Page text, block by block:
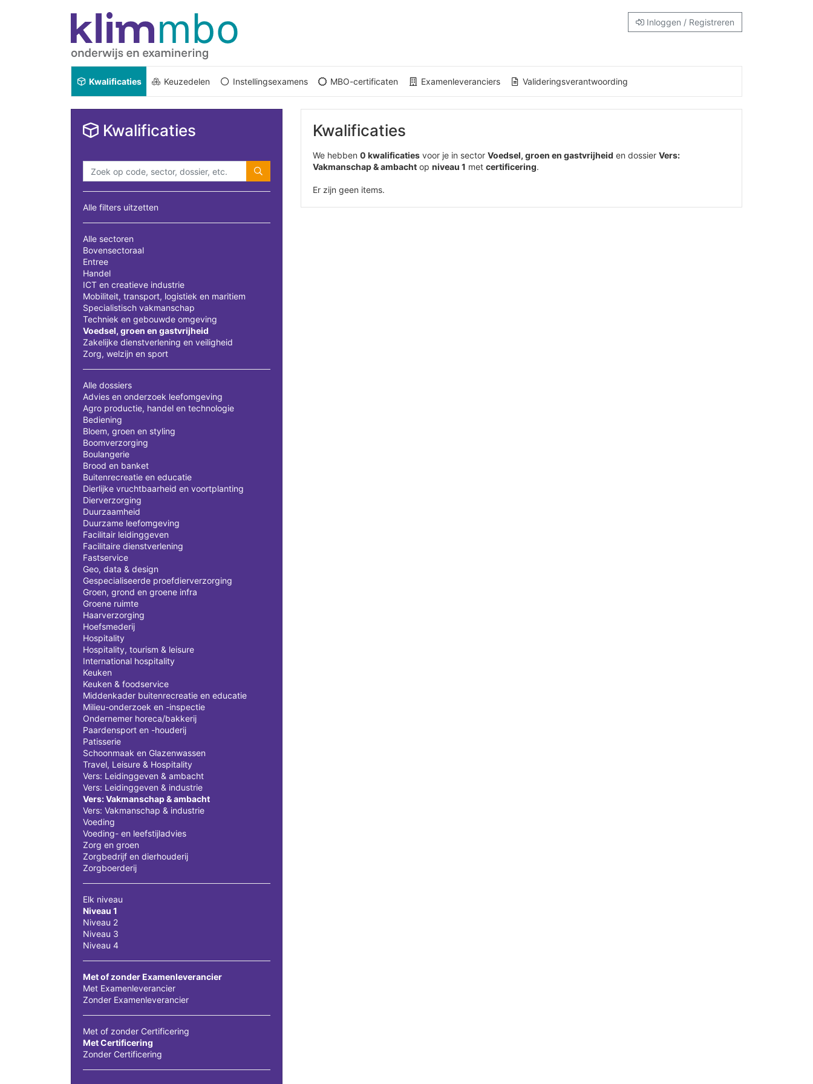
Inloggen / Registreren
Kwalificaties Keuzedelen Instellingsexamens MBO-certificaten Examenleveranciers Valideringsverantwoording
Kwalificaties
Alle filters uitzetten
Alle sectoren
Bovensectoraal
Entree
Handel
ICT en creatieve industrie
Mobiliteit, transport, logistiek en maritiem
Specialistisch vakmanschap
Techniek en gebouwde omgeving
Voedsel, groen en gastvrijheid
Zakelijke dienstverlening en veiligheid
Zorg, welzijn en sport
Alle dossiers
Advies en onderzoek leefomgeving
Agro productie, handel en technologie
Bediening
Bloem, groen en styling
Boomverzorging
Boulangerie
Brood en banket
Buitenrecreatie en educatie
Dierlijke vruchtbaarheid en voortplanting
Dierverzorging
Duurzaamheid
Duurzame leefomgeving
Facilitair leidinggeven
Facilitaire dienstverlening
Fastservice
Geo, data & design
Gespecialiseerde proefdierverzorging
Groen, grond en groene infra
Groene ruimte
Haarverzorging
Hoefsmederij
Hospitality
Hospitality, tourism & leisure
International hospitality
Keuken
Keuken & foodservice
Middenkader buitenrecreatie en educatie
Milieu-onderzoek en -inspectie
Ondernemer horeca/bakkerij
Paardensport en -houderij
Patisserie
Schoonmaak en Glazenwassen
Travel, Leisure & Hospitality
Vers: Leidinggeven & ambacht
Vers: Leidinggeven & industrie
Vers: Vakmanschap & ambacht
Vers: Vakmanschap & industrie
Voeding
Voeding- en leefstijladvies
Zorg en groen
Zorgbedrijf en dierhouderij
Zorgboerderij
Elk niveau
Niveau 1
Niveau 2
Niveau 3
Niveau 4
Met of zonder Examenleverancier
Met Examenleverancier
Zonder Examenleverancier
Met of zonder Certificering
Met Certificering
Zonder Certificering
Kwalificaties
We hebben 0 kwalificaties voor je in sector Voedsel, groen en gastvrijheid en dossier Vers:
Vakmanschap & ambacht op niveau 1 met certificering.
Er zijn geen items.